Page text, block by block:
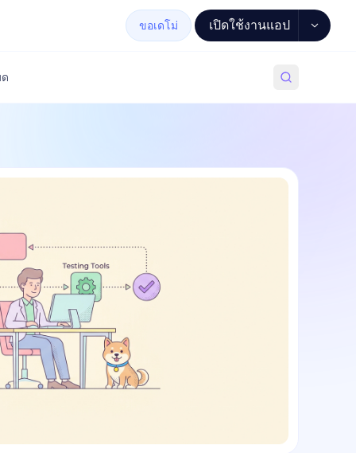
ขอเดโม่ เปิดใช้งานแอป